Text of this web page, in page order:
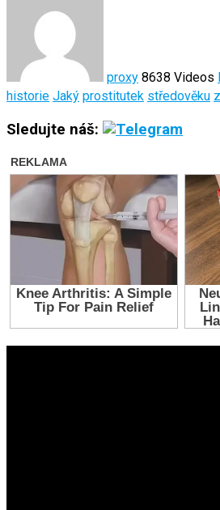
proxy 8638 Videos
historie Jaký prostitutek středověku
Sledujte náš: